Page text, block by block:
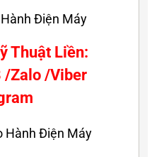
Thuật Liền:
Zalo /Viber